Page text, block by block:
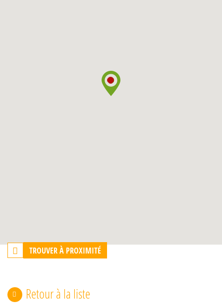
TROUVER À PROXIMITÉ
Retour à la liste